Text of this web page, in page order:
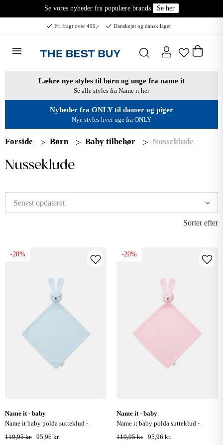
Se vores nyheder fra populære brands Se her
Fri fragt over 499,- Danskejet og dansk lager
Lækre nye styles til børn og unge fra name it
Se alle styles fra Name it her
Nyheder fra ONLY til damer og piger
Nye styles hver uge fra ONLY
Forside Børn Baby tilbehør Nusseklude
Nusseklude
Sorter efter
-20%
name it - baby
name it baby polda sutteklud -
niagara mist
119,95 kr. 95,96 kr.
-20%
name it - baby
name it baby polda sutteklud -
corsage
119,95 kr. 95,96 kr.